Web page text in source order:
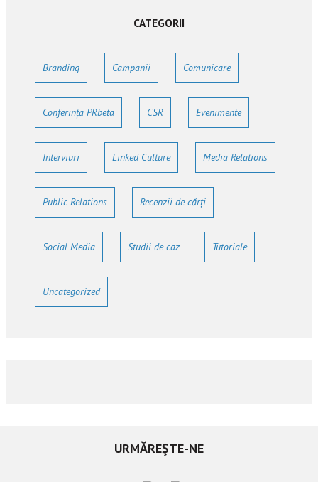
CATEGORII
Branding Campanii Comunicare
Conferința PRbeta CSR Evenimente
Interviuri Linked Culture Media Relations
Public Relations Recenzii de cărți
Social Media Studii de caz Tutoriale
Uncategorized
URMĂREŞTE-NE